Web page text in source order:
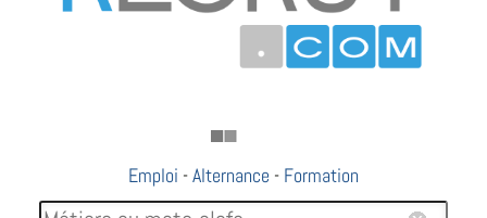
Emploi -Alternance - Formation